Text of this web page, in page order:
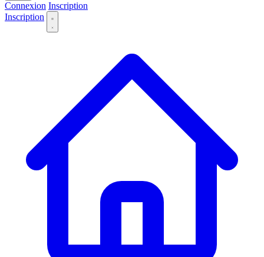
Connexion Inscription
Inscription